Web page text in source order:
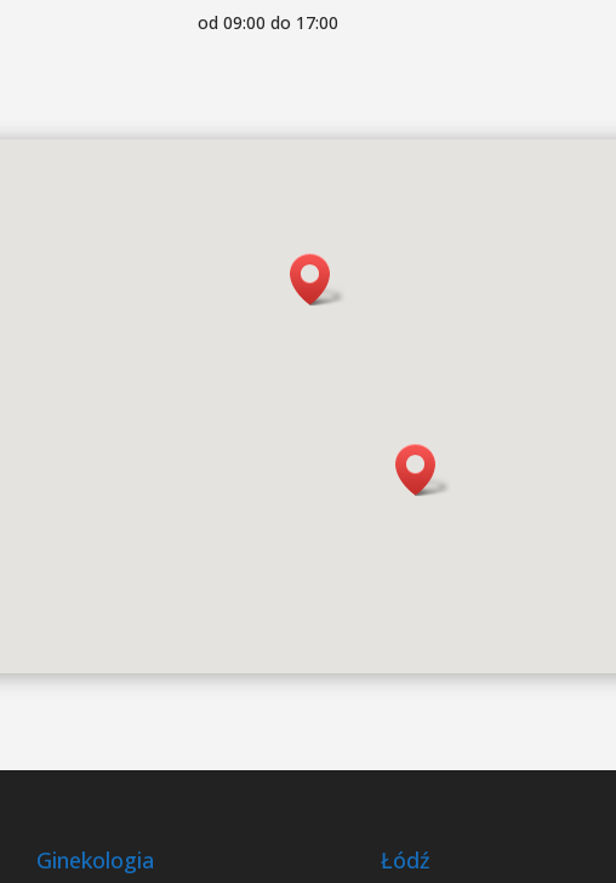
od 09:00 do 17:00
Ginekologia Łódź